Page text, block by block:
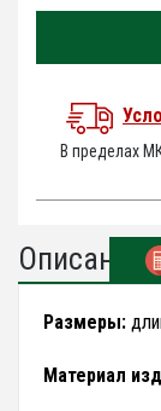
В пределах
Описание
Размеры:
Материал